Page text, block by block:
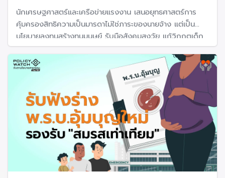
นักเศรษฐศาสตร์และเครือข่ายแรงงาน เสนอยุทธศาสตร์การ
คุ้มครองสิทธิความเป็นมารดาไม่ใช่ภาระของนายจ้าง แต่เป็น
นโยบายลงทุนสร้างทุนมนุษย์ รับมือสังคมสูงวัย แก้วิกฤตเด็ก
เกิดน้อย แก้ปัญหาโครงสร้างประชากร